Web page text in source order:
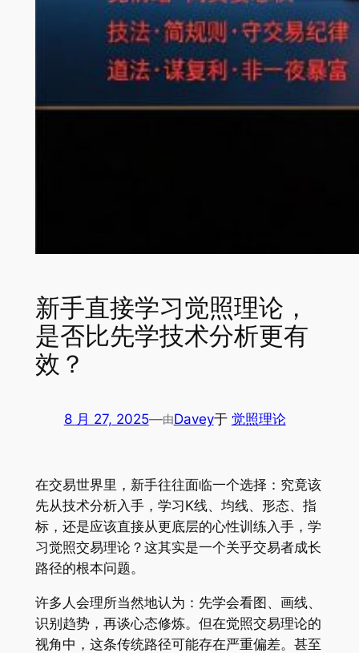
新手直接学习觉照理论，
是否比先学技术分析更有
效？
8 月 27, 2025—由Davey于 觉照理论
在交易世界里，新手往往面临一个选择：究竟该
先从技术分析入手，学习K线、均线、形态、指
标，还是应该直接从更底层的心性训练入手，学
习觉照交易理论？这其实是一个关乎交易者成长
路径的根本问题。
许多人会理所当然地认为：先学会看图、画线、
识别趋势，再谈心态修炼。但在觉照交易理论的
视角中，这条传统路径可能存在严重偏差。甚至